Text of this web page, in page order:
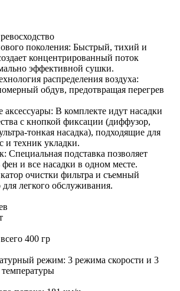
поколения: Быстрый, тихий и
концентрированный поток
эффективной сушки.
распределения воздуха:
обдув, предотвращая перегрев
В комплекте идут насадки
с кнопкой фиксации (диффузор,
тонкая насадка), подходящие для
и техник укладки.
Специальная подставка позволяет
фен и все насадки в одном месте.
очистки фильтра и съемный
легкого обслуживания.
400 гр
режим: 3 режима скорости и 3